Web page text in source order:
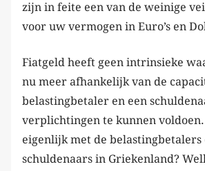
zijn in feite een van de weinige
voor uw vermogen in Euro’s en
Fiatgeld heeft geen intrinsieke
nu meer afhankelijk van de
belastingbetaler en een
verplichtingen te kunnen
eigenlijk met de belastingbetalers
schuldenaars in Griekenland?